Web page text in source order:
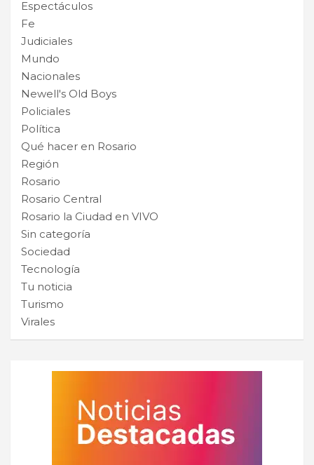
Espectáculos
Fe
Judiciales
Mundo
Nacionales
Newell's Old Boys
Policiales
Política
Qué hacer en Rosario
Región
Rosario
Rosario Central
Rosario la Ciudad en VIVO
Sin categoría
Sociedad
Tecnología
Tu noticia
Turismo
Virales